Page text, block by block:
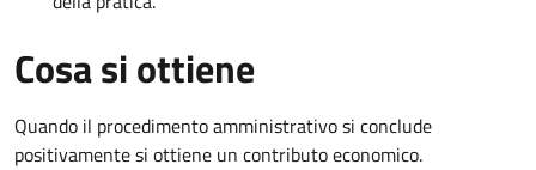
Cosa si ottiene
Quando il procedimento amministrativo si conclude
positivamente si ottiene un contributo economico.